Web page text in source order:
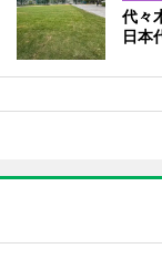
代々
日本